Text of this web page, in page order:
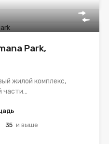
Park,
жилой комплекс,
части…
35 и выше